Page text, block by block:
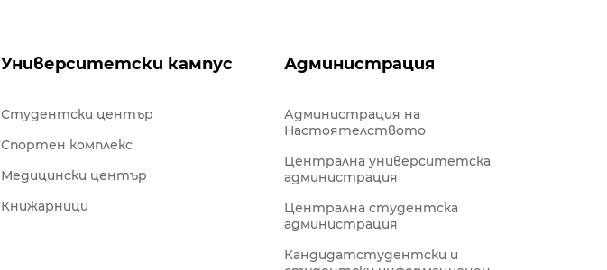
Университетски кампус Администрация
Студентски център
Спортен комплекс
Медицински център
Книжарници
Администрация на
Настоятелството
Централна университетска
администрация
Централна студентска
администрация
Кандидатстудентски и